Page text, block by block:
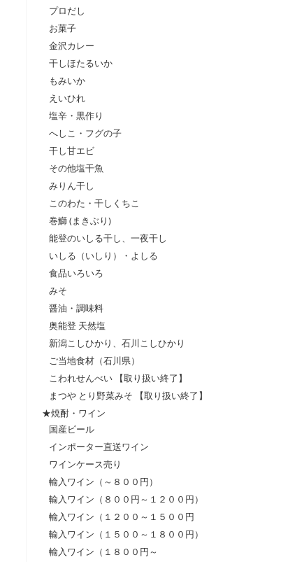
プロだし
お菓子
金沢カレー
干しほたるいか
もみいか
えいひれ
塩辛・黒作り
へしこ・フグの子
干し甘エビ
その他塩干魚
みりん干し
このわた・干しくちこ
巻鰤 (まきぶり)
能登のいしる干し、一夜干し
いしる（いしり）・よしる
食品いろいろ
みそ
醤油・調味料
奥能登 天然塩
新潟こしひかり、石川こしひかり
ご当地食材（石川県）
こわれせんべい 【取り扱い終了】
まつや とり野菜みそ 【取り扱い終了】
★焼酎・ワイン
国産ビール
インポーター直送ワイン
ワインケース売り
輸入ワイン（～８００円）
輸入ワイン（８００円～１２００円）
輸入ワイン（１２００～１５００円
輸入ワイン（１５００～１８００円）
輸入ワイン（１８００円～